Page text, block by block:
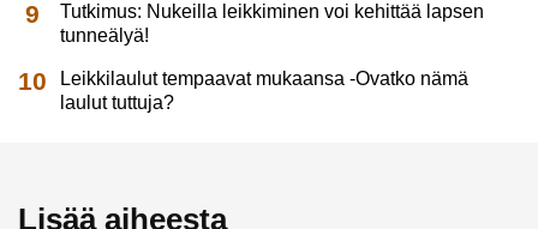
Tutkimus: Nukeilla leikkiminen voi kehittää lapsen
tunneälyä!
Leikkilaulut tempaavat mukaansa -Ovatko nämä
laulut tuttuja?
Lisää aiheesta